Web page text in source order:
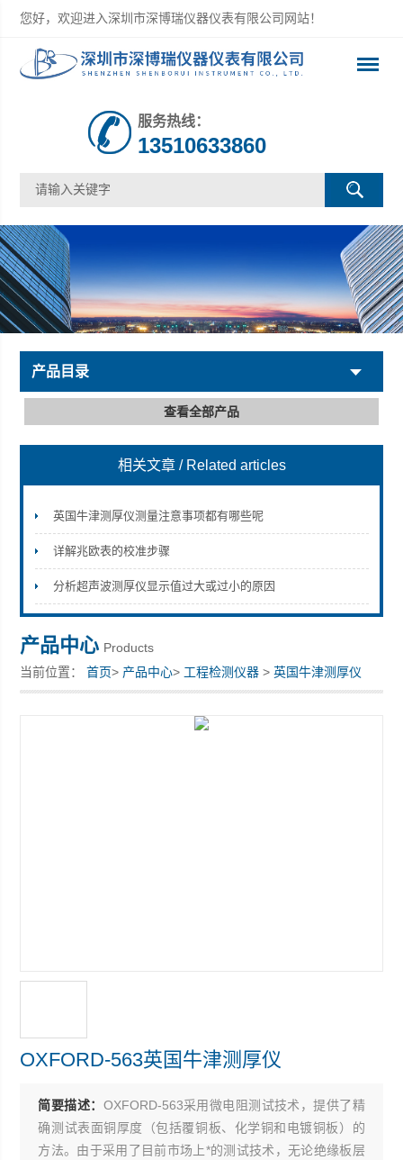
您好，欢迎进入深圳市深博瑞仪器仪表有限公司网站！
深圳市深博瑞仪器仪表有限公司
服务热线：
13510633860
产品目录
查看全部产品
相关文章 / Related articles
英国牛津测厚仪测量注意事项都有哪些呢
详解兆欧表的校准步骤
分析超声波测厚仪显示值过大或过小的原因
产品中心 Products
当前位置：首页> 产品中心> 工程检测仪器 >英国牛津测厚仪
OXFORD-563英国牛津测厚仪
简要描述： OXFORD-563采用微电阻测试技术，提供了精
确测试表面铜厚度（包括覆铜板、化学铜和电镀铜板）的
方法。由于采用了目前市场上*的测试技术，无论绝缘板层